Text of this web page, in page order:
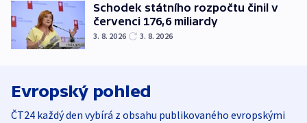
Schodek státního rozpočtu činil v
červenci 176,6 miliardy
3. 8. 2026 3. 8. 2026
Evropský pohled
ČT24 každý den vybírá z obsahu publikovaného evropskými